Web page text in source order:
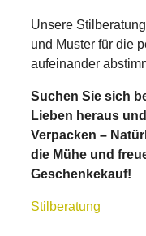
Unsere
und Muster für die
aufeinander
Suchen Sie sich
Lieben heraus
Verpacken –
die Mühe und
Geschenkekauf!
Stilberatung